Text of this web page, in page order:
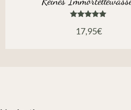
mit
5.00
17,95€